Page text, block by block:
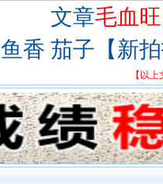
文章毛血
鱼香 茄子【新
【以